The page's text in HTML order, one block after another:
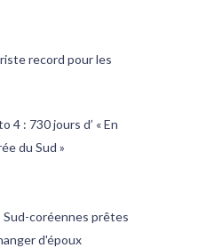
record pour les
4 : 730 jours d’ « En
du Sud »
Sud-coréennes prêtes
d'époux